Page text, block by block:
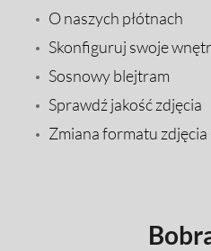
O naszych płótnach
Skonfiguruj swoje
Sosnowy blejtram
Sprawdź jakość zdjęcia
Zmiana formatu